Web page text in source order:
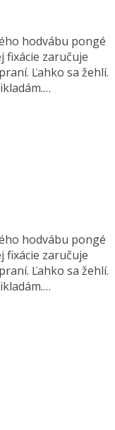
hodvábu pongé
fixácie zaručuje
Ľahko sa žehlí.
hodvábu pongé
fixácie zaručuje
Ľahko sa žehlí.